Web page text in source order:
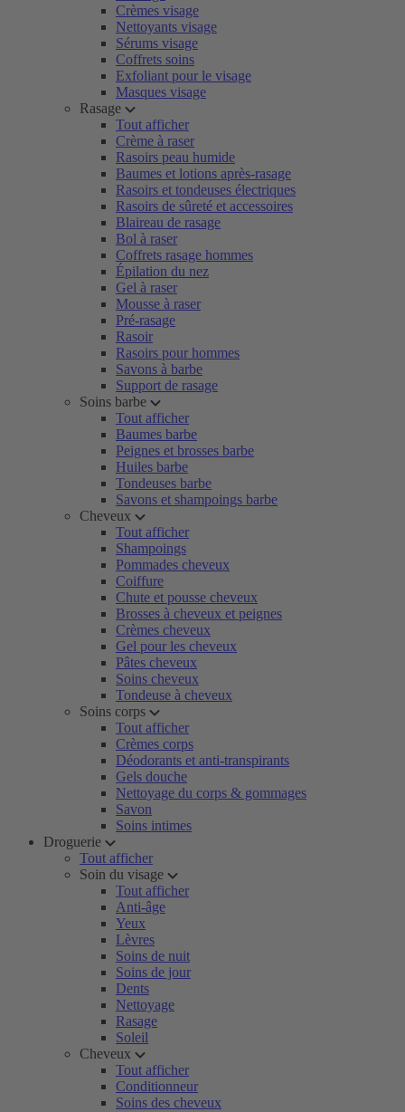
Crèmes visage
Nettoyants visage
Sérums visage
Coffrets soins
Exfoliant pour le visage
Masques visage
Rasage
Tout afficher
Crème à raser
Rasoirs peau humide
Baumes et lotions après-rasage
Rasoirs et tondeuses électriques
Rasoirs de sûreté et accessoires
Blaireau de rasage
Bol à raser
Coffrets rasage hommes
Épilation du nez
Gel à raser
Mousse à raser
Pré-rasage
Rasoir
Rasoirs pour hommes
Savons à barbe
Support de rasage
Soins barbe
Tout afficher
Baumes barbe
Peignes et brosses barbe
Huiles barbe
Tondeuses barbe
Savons et shampoings barbe
Cheveux
Tout afficher
Shampoings
Pommades cheveux
Coiffure
Chute et pousse cheveux
Brosses à cheveux et peignes
Crèmes cheveux
Gel pour les cheveux
Pâtes cheveux
Soins cheveux
Tondeuse à cheveux
Soins corps
Tout afficher
Crèmes corps
Déodorants et anti-transpirants
Gels douche
Nettoyage du corps & gommages
Savon
Soins intimes
Droguerie
Tout afficher
Soin du visage
Tout afficher
Anti-âge
Yeux
Lèvres
Soins de nuit
Soins de jour
Dents
Nettoyage
Rasage
Soleil
Cheveux
Tout afficher
Conditionneur
Soins des cheveux